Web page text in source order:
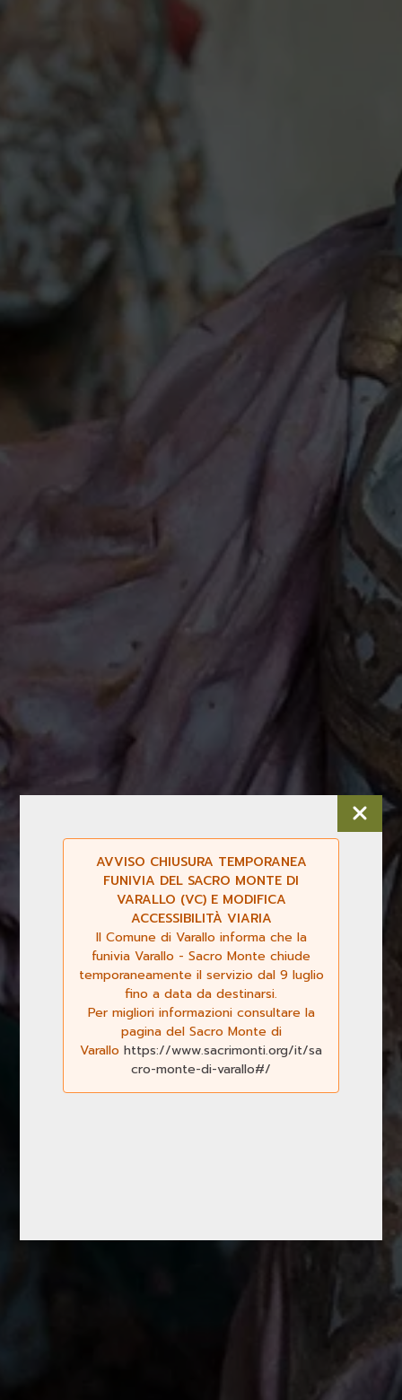
AVVISO CHIUSURA TEMPORANEA
FUNIVIA DEL SACRO MONTE DI
VARALLO (VC) E MODIFICA
ACCESSIBILITÀ VIARIA
Il Comune di Varallo informa che la
funivia Varallo - Sacro Monte chiude
temporaneamente il servizio dal 9 luglio
fino a data da destinarsi.
Per migliori informazioni consultare la
pagina del Sacro Monte di
Varallo https://www.sacrimonti.org/it/sa
cro-monte-di-varallo#/